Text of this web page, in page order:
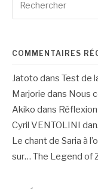
pour
COMMENTAIRES
Jatoto dans Test de
Marjorie dans Nous
Akiko dans
Cyril VENTOLINI
Le chant de Saria à
sur… The Legend of